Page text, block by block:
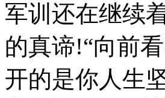
军训还在继续
的真谛!“向前
开的是你人生